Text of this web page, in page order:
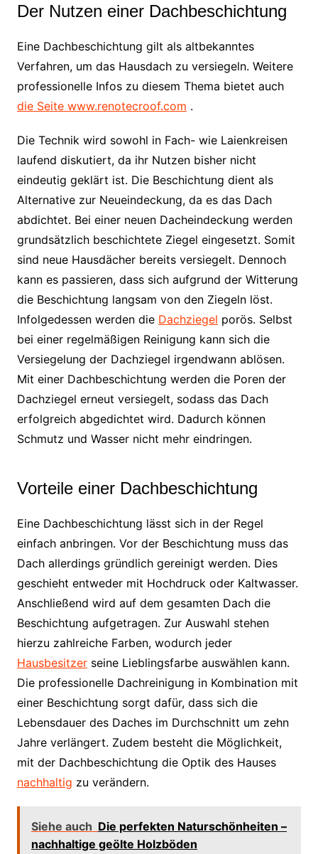
Der Nutzen einer Dachbeschichtung
Eine Dachbeschichtung gilt als altbekanntes
Verfahren, um das Hausdach zu versiegeln. Weitere
professionelle Infos zu diesem Thema bietet auch
die Seite www.renotecroof.com .
Die Technik wird sowohl in Fach- wie Laienkreisen
laufend diskutiert, da ihr Nutzen bisher nicht
eindeutig geklärt ist. Die Beschichtung dient als
Alternative zur Neueindeckung, da es das Dach
abdichtet. Bei einer neuen Dacheindeckung werden
grundsätzlich beschichtete Ziegel eingesetzt. Somit
sind neue Hausdächer bereits versiegelt. Dennoch
kann es passieren, dass sich aufgrund der Witterung
die Beschichtung langsam von den Ziegeln löst.
Infolgedessen werden die Dachziegel porös. Selbst
bei einer regelmäßigen Reinigung kann sich die
Versiegelung der Dachziegel irgendwann ablösen.
Mit einer Dachbeschichtung werden die Poren der
Dachziegel erneut versiegelt, sodass das Dach
erfolgreich abgedichtet wird. Dadurch können
Schmutz und Wasser nicht mehr eindringen.
Vorteile einer Dachbeschichtung
Eine Dachbeschichtung lässt sich in der Regel
einfach anbringen. Vor der Beschichtung muss das
Dach allerdings gründlich gereinigt werden. Dies
geschieht entweder mit Hochdruck oder Kaltwasser.
Anschließend wird auf dem gesamten Dach die
Beschichtung aufgetragen. Zur Auswahl stehen
hierzu zahlreiche Farben, wodurch jeder
Hausbesitzerseine Lieblingsfarbe auswählen kann.
Die professionelle Dachreinigung in Kombination mit
einer Beschichtung sorgt dafür, dass sich die
Lebensdauer des Daches im Durchschnitt um zehn
Jahre verlängert. Zudem besteht die Möglichkeit,
mit der Dachbeschichtung die Optik des Hauses
nachhaltig zu verändern.
Siehe auch Die perfekten Naturschönheiten –
nachhaltige geölte Holzböden